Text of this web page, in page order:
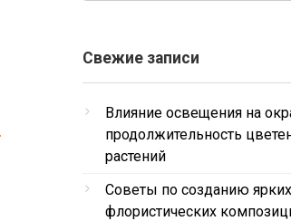
Свежие записи
Влияние освещения на
продолжительность
растений
Советы по созданию ярких
флористических